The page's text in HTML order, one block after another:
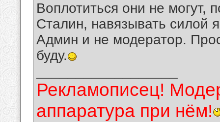
Воплотиться они не могут,
Сталин, навязывать силой
Админ и не модератор.
буду.
Рекламописец!
аппаратура при нём!